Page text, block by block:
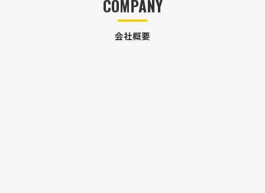
会社概要
COMPANY